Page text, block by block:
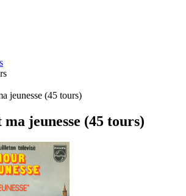
jeunesse (45 tours)
jeunesse (45 tours)